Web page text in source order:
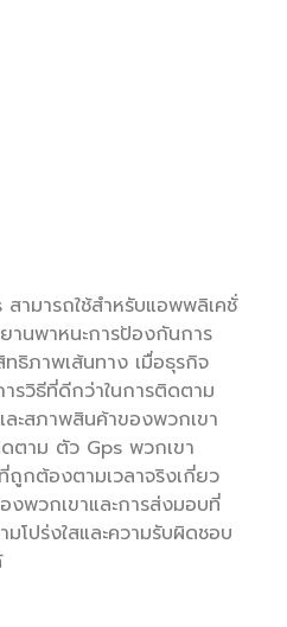
ามารถใช้สำหรับแอพพลิเคชั่
านพาหนะการป้องกันการ
ทธิภาพเส้นทาง เมื่อธุรกิจ
รวิธีที่ดีกว่าในการติดตาม
ะสภาพสินค้าของพวกเขา
ตาม ตัว Gps พวกเขา
ถูกต้องตามเวลาจริงเกี่ยว
พวกเขาและการส่งมอบที่
โปร่งใสและความรับผิดชอบ